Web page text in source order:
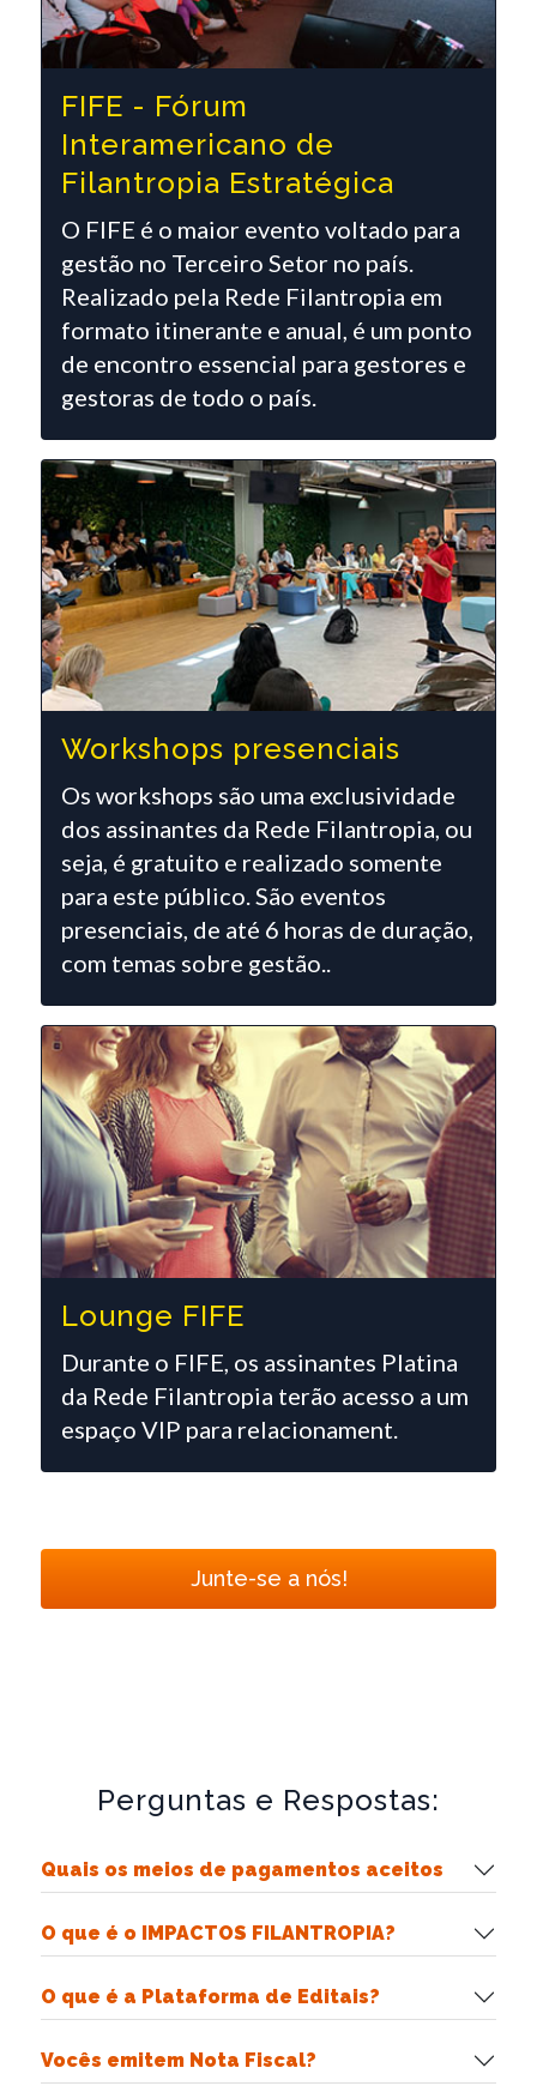
FIFE - Fórum
Interamericano de
Filantropia Estratégica
O FIFE é o maior evento voltado para
gestão no Terceiro Setor no país.
Realizado pela Rede Filantropia em
formato itinerante e anual, é um ponto
de encontro essencial para gestores e
gestoras de todo o país.
Workshops presenciais
Os workshops são uma exclusividade
dos assinantes da Rede Filantropia, ou
seja, é gratuito e realizado somente
para este público. São eventos
presenciais, de até 6 horas de duração,
com temas sobre gestão..
Lounge FIFE
Durante o FIFE, os assinantes Platina
da Rede Filantropia terão acesso a um
espaço VIP para relacionament.
Junte-se a nós!
Perguntas e Respostas:
Quais os meios de pagamentos aceitos
O que é o IMPACTOS FILANTROPIA?
O que é a Plataforma de Editais?
Vocês emitem Nota Fiscal?